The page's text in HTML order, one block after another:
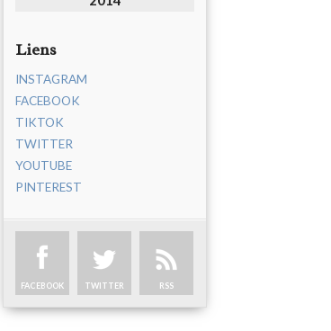
Liens
INSTAGRAM
FACEBOOK
TIKTOK
TWITTER
YOUTUBE
PINTEREST
FACEBOOK TWITTER RSS